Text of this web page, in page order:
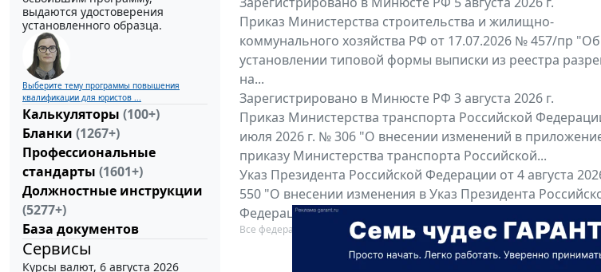
выдаются удостоверения
установленного образца.
Выберите тему программы повышения
квалификации для юристов ...
Калькуляторы (100+)
Бланки (1267+)
Профессиональные
стандарты (1601+)
Должностные инструкции
(5277+)
База документов
Сервисы
Курсы валют, 6 августа 2026
Приказ Министерства строительства и жилищно-
коммунального хозяйства РФ от 17.07.2026 № 457/пр "Об
установлении типовой формы выписки из реестра
на...
Зарегистрировано в Минюсте РФ 3 августа 2026 г.
Приказ Министерства транспорта Российской
июля 2026 г. № 306 "О внесении изменений в
приказу Министерства транспорта Российской...
Указ Президента Российской Федерации от 4 августа
550 "О внесении изменения в Указ Президента
Федерации от 5 марта 2022 г. № 95 "О...
Все федеральные документы